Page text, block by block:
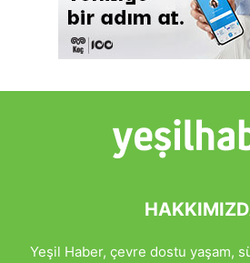
Yeşil Haber, çevre dostu yaşam,